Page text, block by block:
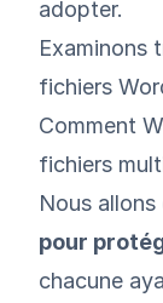
adopter.
Examinons
fichiers
Comment
fichiers
Nous
pour
chacune